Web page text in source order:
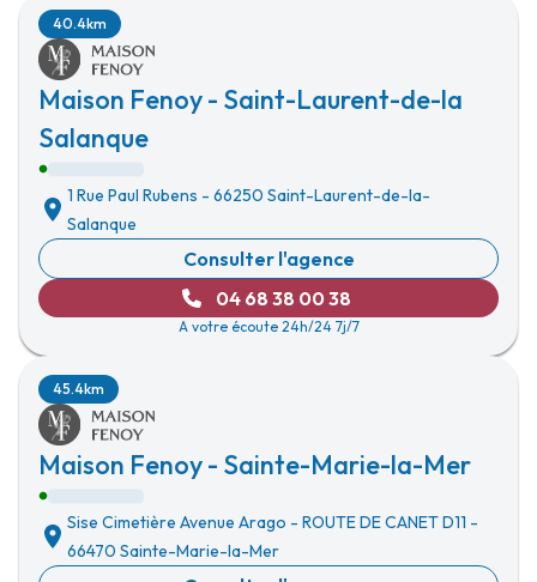
Maison Fenoy - Saint-Laurent-de-la
Salanque
40.4km
1 Rue Paul Rubens - 66250 Saint-Laurent-de-la-
Salanque
Consulter l'agence
04 68 38 00 38
A votre écoute 24h/24 7j/7
Maison Fenoy - Sainte-Marie-la-Mer
45.4km
Sise Cimetière Avenue Arago - ROUTE DE CANET D11 -
66470 Sainte-Marie-la-Mer